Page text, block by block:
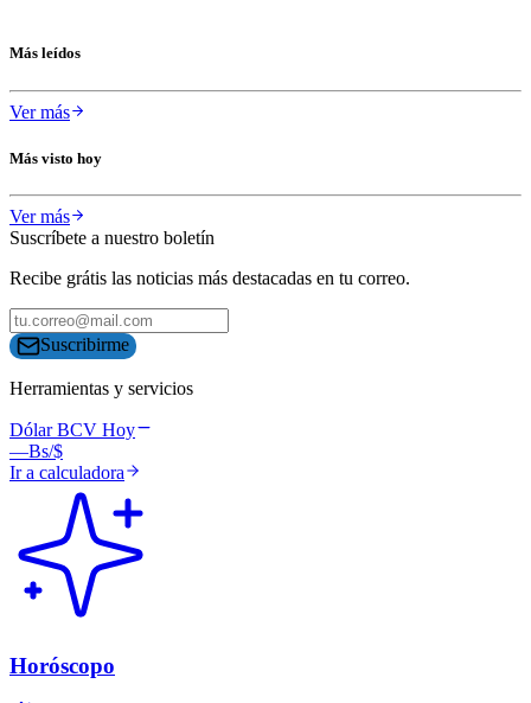
Más leídos
Ver más
Más visto hoy
Ver más
Suscríbete a nuestro boletín
Recibe grátis las noticias más destacadas en tu correo.
Suscribirme
Herramientas y servicios
Dólar BCV Hoy
—Bs/$
Ir a calculadora
Horóscopo